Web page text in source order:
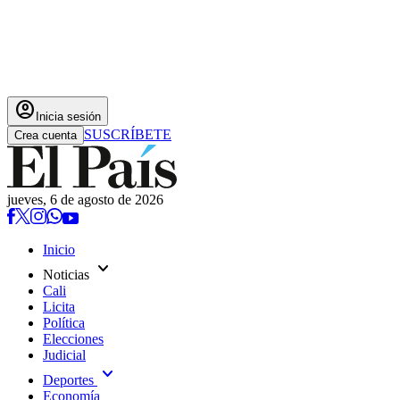
account_circle Inicia sesión
Crea cuenta SUSCRÍBETE
jueves, 6 de agosto de 2026
Inicio
Noticias expand_more
Cali
Licita
Política
Elecciones
Judicial
Deportes expand_more
Economía